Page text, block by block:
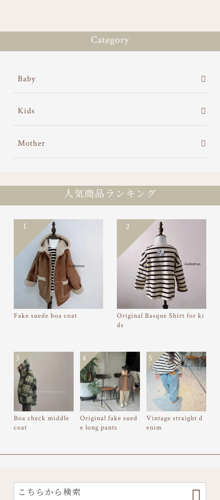
Category
Baby
Kids
Mother
人気商品ランキング
Fake suede boa coat
1
Original Basque Shirt for ki
ds
2
Boa check middle
coat
3
Original fake sued
e long pants
4
Vintage straight d
enim
5